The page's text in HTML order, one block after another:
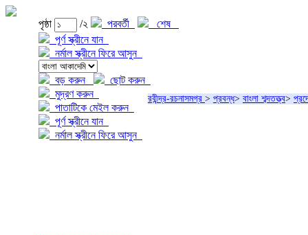
পৃষ্ঠা /২ পরবর্তী
শেষ
পূর্ণ স্ক্রীনে যান
নর্মাল স্ক্রীনে ফিরে আসুন
বড় করুন
ছোট করুন
মুদ্রণ করুন
পাতাটিকে মেইল করুন
পূর্ণ স্ক্রীনে যান
নর্মাল স্ক্রীনে ফিরে আসুন
রবীন্দ্র-রচনাসমগ্র > প্রবন্ধ> বাংলা শব্দতত্ত্ব>